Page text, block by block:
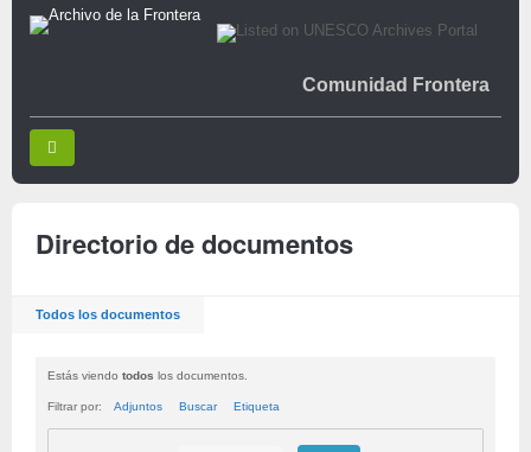
Comunidad Frontera
Directorio de documentos
Todos los documentos
Estás viendo todos los documentos.
Filtrar por: Adjuntos Buscar Etiqueta